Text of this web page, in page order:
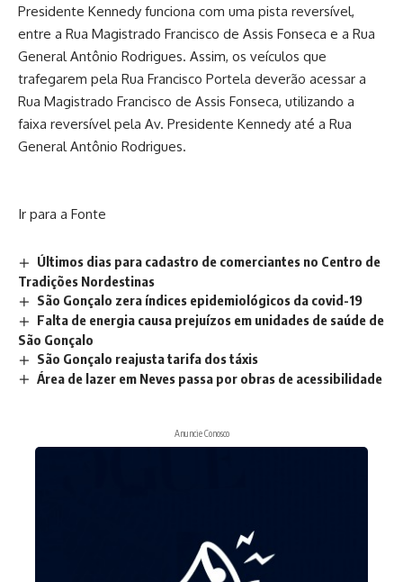
Presidente Kennedy funciona com uma pista reversível,
entre a Rua Magistrado Francisco de Assis Fonseca e a Rua
General Antônio Rodrigues. Assim, os veículos que
trafegarem pela Rua Francisco Portela deverão acessar a
Rua Magistrado Francisco de Assis Fonseca, utilizando a
faixa reversível pela Av. Presidente Kennedy até a Rua
General Antônio Rodrigues.
Ir para a Fonte
Últimos dias para cadastro de comerciantes no Centro de
Tradições Nordestinas
São Gonçalo zera índices epidemiológicos da covid-19
Falta de energia causa prejuízos em unidades de saúde de
São Gonçalo
São Gonçalo reajusta tarifa dos táxis
Área de lazer em Neves passa por obras de acessibilidade
Anuncie Conosco